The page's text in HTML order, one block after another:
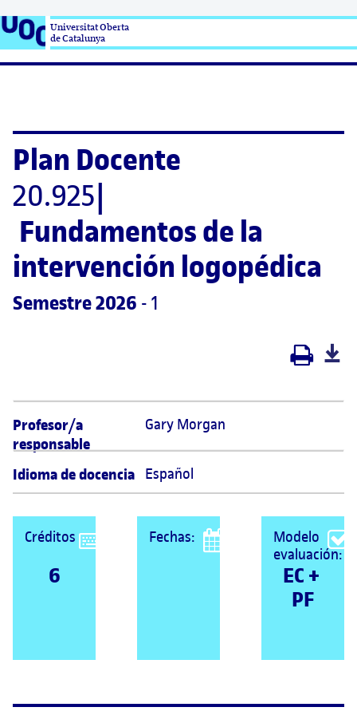
Universitat Oberta
de Catalunya
Plan Docente
20.925
Fundamentos de la
intervención logopédica
Semestre 2026 - 1
Profesor/a
responsable
Gary Morgan
Idioma de docencia Español
Créditos
6
Fechas:
Modelo
evaluación:
EC +
PF